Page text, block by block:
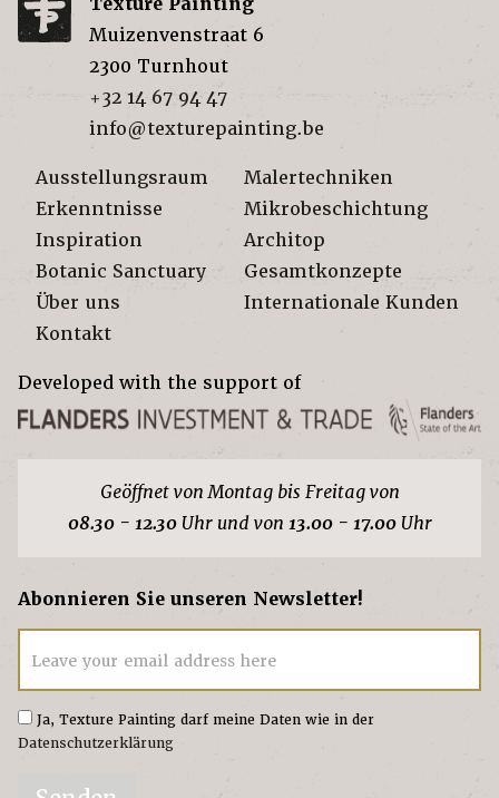
Muizenvenstraat 6
2300 Turnhout
+32 14 67 94 47
info@texturepainting.be
Ausstellungsraum
Erkenntnisse
Inspiration
Botanic Sanctuary
Über uns
Kontakt
Malertechniken
Mikrobeschichtung
Architop
Gesamtkonzepte
Internationale Kunden
Developed with the support of
Geöffnet von Montag bis Freitag von
08.30 - 12.30Uhr und von 13.00 - 17.00Uhr
Abonnieren Sie unseren Newsletter!
Leave your email address here
Ja, Texture Painting darf meine Daten wie in der
Datenschutzerklärung